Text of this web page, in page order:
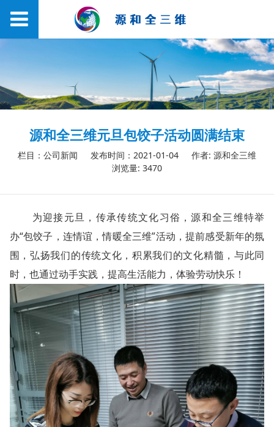
源和全三维元旦包饺子活动圆满结束
栏目：公司新闻 发布时间：2021-01-04
作者: 源和全三维
浏览量: 3470
为迎接元旦，传承传统文化习俗，源和全三维特举
办“包饺子，连情谊，情暖全三维”活动，提前感受新年的氛
围，弘扬我们的传统文化，积累我们的文化精髓，与此同
时，也通过动手实践，提高生活能力，体验劳动快乐！